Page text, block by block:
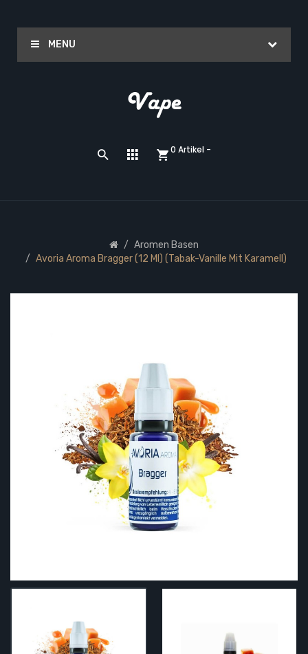
MENU
0 Artikel -
Aromen Basen
Avoria Aroma Bragger (12 Ml) (Tabak-Vanille Mit Karamell)